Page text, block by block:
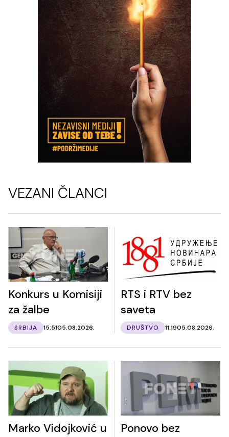
VEZANI ČLANCI
Konkurs u Komisiji
za žalbe
SRBIJA 15:5105.08.2026.
RTS i RTV bez
saveta
DRUŠTVO 11:1905.08.2026.
Marko Vidojković u
Ponovo bez